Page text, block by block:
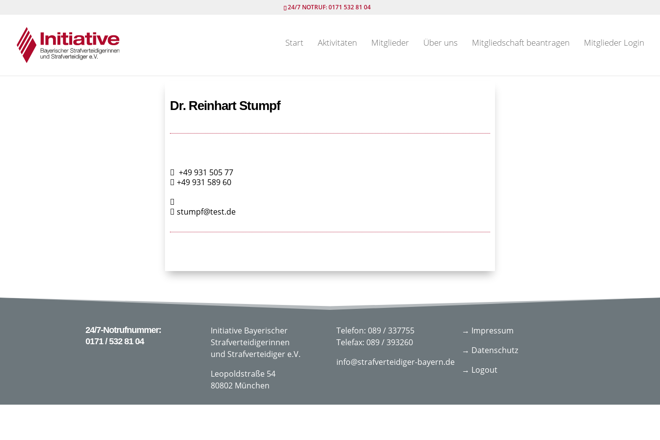
24/7 NOTRUF: 0171 532 81 04
Start Aktivitäten Mitglieder Über uns Mitgliedschaft beantragen Mitglieder Login
Dr. Reinhart Stumpf
+49 931 505 77
+49 931 589 60
stumpf@test.de
24/7-Notrufnummer:
0171 / 532 81 04
Initiative Bayerischer
Strafverteidigerinnen
und Strafverteidiger e.V.
Leopoldstraße 54
80802 München
Telefon: 089 / 337755
Telefax: 089 / 393260
info@strafverteidiger-bayern.de
→ Impressum
→ Datenschutz
→ Logout